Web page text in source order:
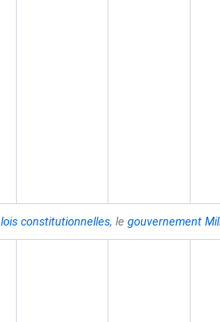
lois constitutionnelles, le gouvernement